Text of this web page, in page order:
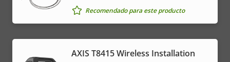
Recomendado para este producto
AXIS T8415 Wireless Installation